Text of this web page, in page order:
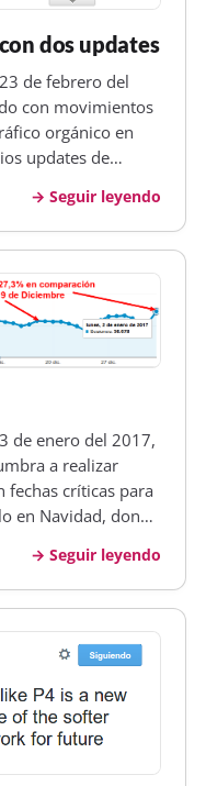
29 de junio de 2015
de keywords? Ya
dos updates
de febrero del
con movimientos
orgánico en
updates de
2 de enero?
Seguir leyendo
de enero del 2017,
a realizar
fechas críticas para
en Navidad, donde
podría hacerle
Seguir leyendo